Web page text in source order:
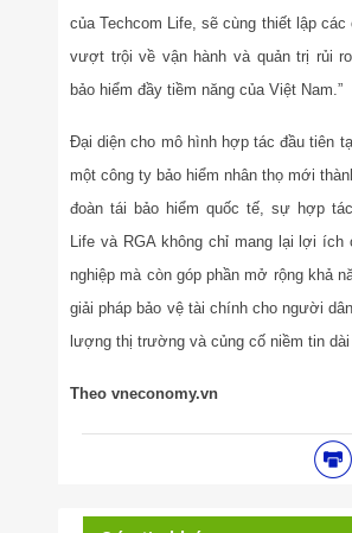
của Techcom Life, sẽ cùng thiết lập
vượt trội về vận hành và quản trị rủi
bảo hiểm đầy tiềm năng của Việt Nam.”
Đại diện cho mô hình hợp tác đầu tiên
một công ty bảo hiểm nhân thọ mới
đoàn tái bảo hiểm quốc tế, sự hợp
Life và RGA không chỉ mang lại lợi ích
nghiệp mà còn góp phần mở rộng khả
giải pháp bảo vệ tài chính cho người
lượng thị trường và củng cố niềm tin dài
Theo vneconomy.vn